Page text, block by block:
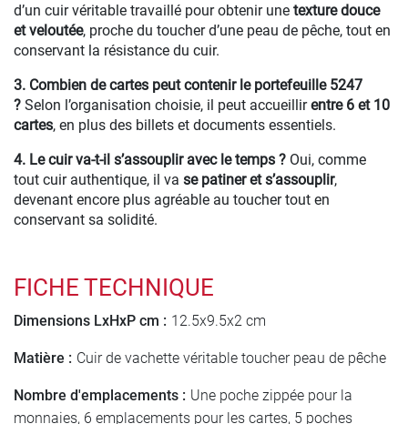
d’un cuir véritable travaillé pour obtenir une texture douce
et veloutée, proche du toucher d’une peau de pêche, tout en
conservant la résistance du cuir.
3. Combien de cartes peut contenir le portefeuille 5247
? Selon l’organisation choisie, il peut accueillirentre 6 et 10
cartes, en plus des billets et documents essentiels.
4. Le cuir va-t-il s’assouplir avec le temps ? Oui, comme
tout cuir authentique, il va se patiner et s’assouplir,
devenant encore plus agréable au toucher tout en
conservant sa solidité.
FICHE TECHNIQUE
Dimensions LxHxP cm : 12.5x9.5x2 cm
Matière : Cuir de vachette véritable toucher peau de pêche
Nombre d'emplacements : Une poche zippée pour la
monnaies, 6 emplacements pour les cartes, 5 poches